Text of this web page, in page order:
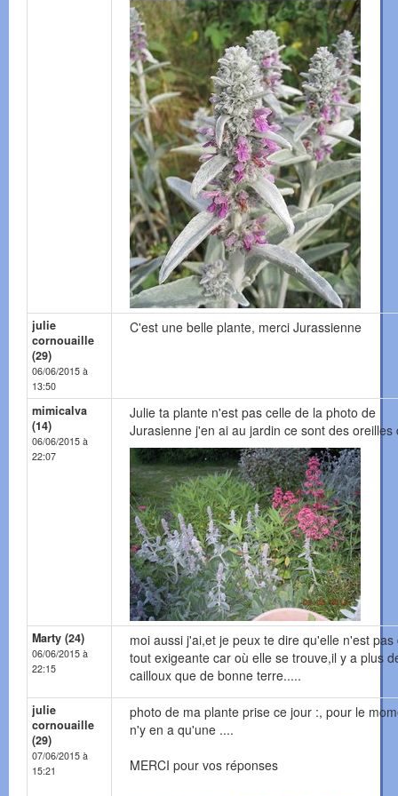
julie
cornouaille
(29)
06/06/2015 à
13:50
C'est une belle plante, merci Jurassienne
mimicalva
(14)
06/06/2015 à
22:07
Julie ta plante n'est pas celle de la photo de
Jurasienne j'en ai au jardin ce sont des oreilles
Marty (24)
06/06/2015 à
22:15
moi aussi j'ai,et je peux te dire qu'elle n'est pas
tout exigeante car où elle se trouve,il y a plus
cailloux que de bonne terre.....
julie
cornouaille
(29)
07/06/2015 à
15:21
photo de ma plante prise ce jour :, pour le
n'y en a qu'une ....
MERCI pour vos réponses